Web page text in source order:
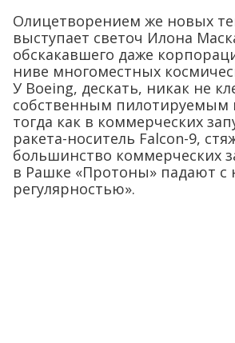
Олицетворением же новых
выступает светоч Илона
обскакавшего даже
ниве многоместных
У Boeing, дескать, никак не
собственным пилотируемым
тогда как в коммерческих
ракета-носитель Falcon-9,
большинство коммерческих
в Рашке «Протоны» падают с
регулярностью».